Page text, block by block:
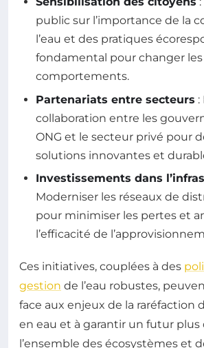
public sur l’importance de la
l’eau et des pratiques
fondamental pour changer les
comportements.
Partenariats entre secteurs :
collaboration entre les
ONG et le secteur privé pour
solutions innovantes et
Investissements dans
Moderniser les réseaux de
pour minimiser les pertes et
l’efficacité de
Ces initiatives, couplées à des
gestion de l’eau robustes,
face aux enjeux de la raréfaction
en eau et à garantir un futur plus
l’ensemble des écosystèmes et